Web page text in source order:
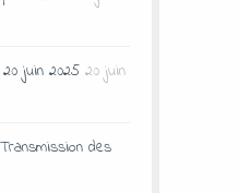
juin 2025 20 juin
des